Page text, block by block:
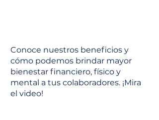
Conoce nuestros beneficios y
cómo podemos brindar mayor
bienestar financiero, físico y
mental a tus colaboradores. ¡Mira
el video!